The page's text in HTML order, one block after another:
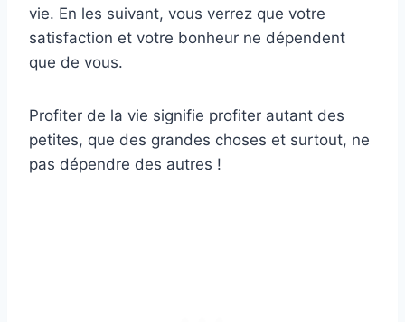
vie. En les suivant, vous verrez que votre
satisfaction et votre bonheur ne dépendent
que de vous.
Profiter de la vie signifie profiter autant des
petites, que des grandes choses et surtout, ne
pas dépendre des autres !